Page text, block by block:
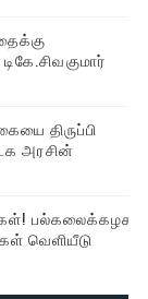
திருப்பி
அரசின்
பல்கலைக்கழக
வெளியீடு